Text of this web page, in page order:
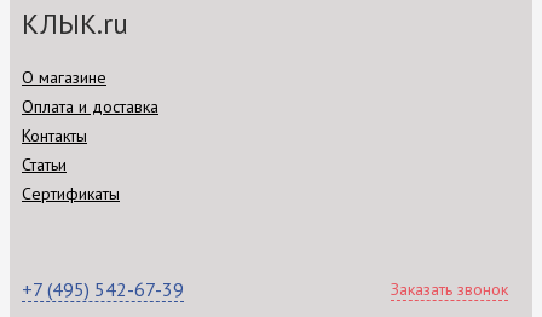
КЛЫК.ru
О магазине
Оплата и доставка
Контакты
Статьи
Сертификаты
+7 (495) 542-67-39 Заказать звонок